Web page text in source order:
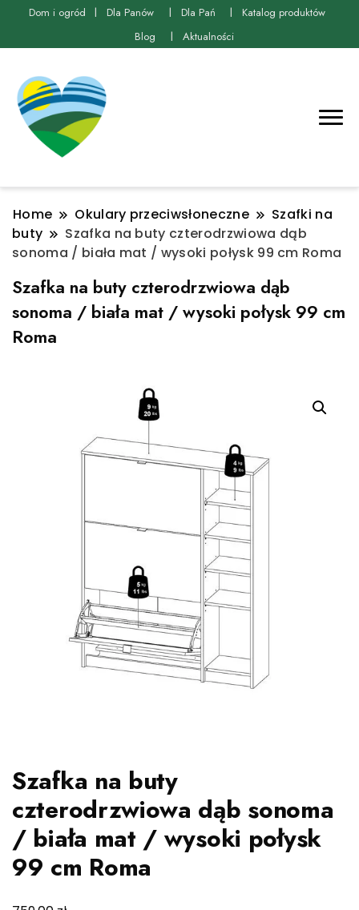
Dom i ogród Dla Panów Dla Pań
Katalog produktów
Blog
Aktualności
Home Okulary przeciwsłoneczne
Szafki na
buty
Szafka na buty czterodrzwiowa dąb
sonoma / biała mat / wysoki połysk 99 cm Roma
Szafka na buty czterodrzwiowa dąb
sonoma / biała mat / wysoki połysk 99 cm
Roma
Szafka na buty
czterodrzwiowa dąb sonoma
/ biała mat / wysoki połysk
99 cm Roma